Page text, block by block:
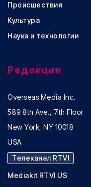
Происшествия
Культура
Наука и технологии
Редакция
Overseas Media Inc.
589 8th Ave., 7th Floor
New York, NY 10018
USA
Телеканал RTVI
Mediakit RTVI US